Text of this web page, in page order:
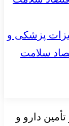
پزشکی و
سلامت
دارو و